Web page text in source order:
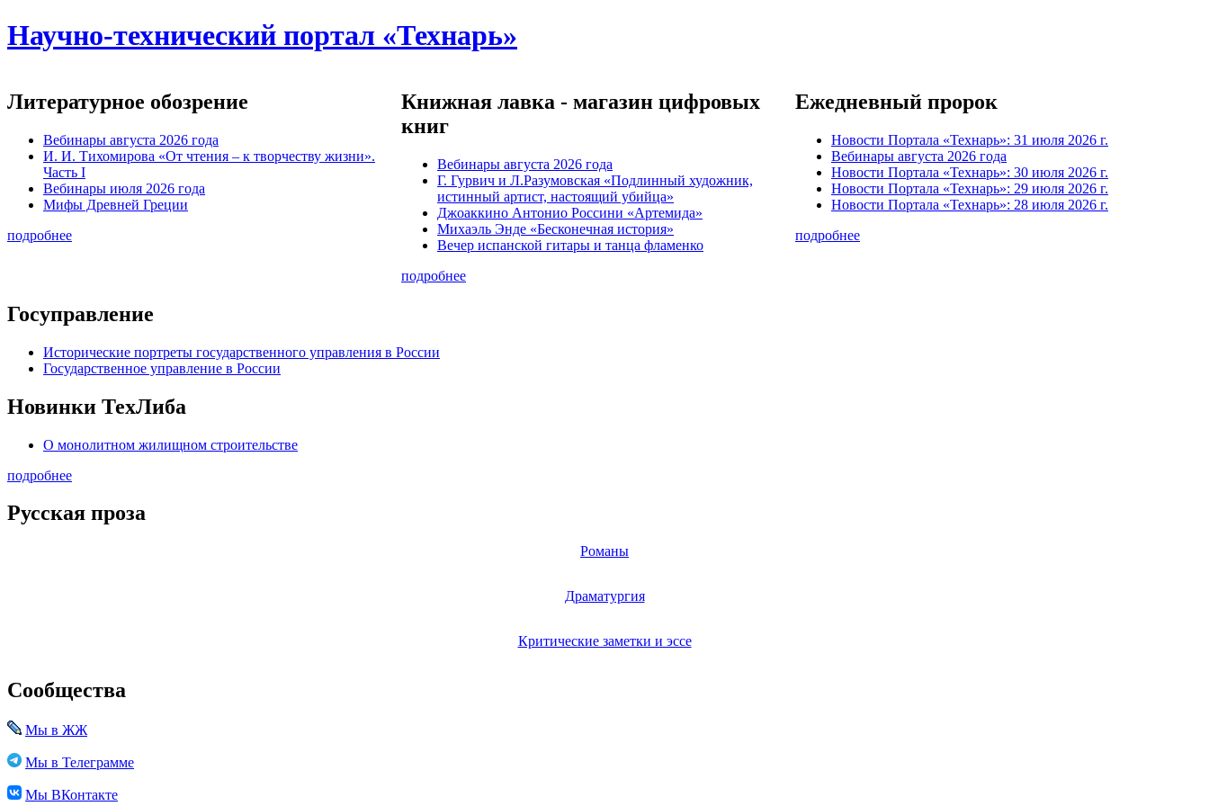
Научно-технический портал «Технарь»
Литературное обозрение
Вебинары августа 2026 года
И. И. Тихомирова «От чтения – к творчеству жизни».
Часть I
Вебинары июля 2026 года
Мифы Древней Греции
подробнее
Книжная лавка - магазин цифровых
книг
Вебинары августа 2026 года
Г. Гурвич и Л.Разумовская «Подлинный художник,
истинный артист, настоящий убийца»
Джоаккино Антонио Россини «Артемида»
Михаэль Энде «Бесконечная история»
Вечер испанской гитары и танца фламенко
подробнее
Ежедневный пророк
Новости Портала «Технарь»: 31 июля 2026 г.
Вебинары августа 2026 года
Новости Портала «Технарь»: 30 июля 2026 г.
Новости Портала «Технарь»: 29 июля 2026 г.
Новости Портала «Технарь»: 28 июля 2026 г.
подробнее
Госуправление
Исторические портреты государственного управления в России
Государственное управление в России
Новинки ТехЛиба
О монолитном жилищном строительстве
подробнее
Русская проза
Романы
Драматургия
Критические заметки и эссе
Сообщества
Мы в ЖЖ
Мы в Телеграмме
Мы ВКонтакте